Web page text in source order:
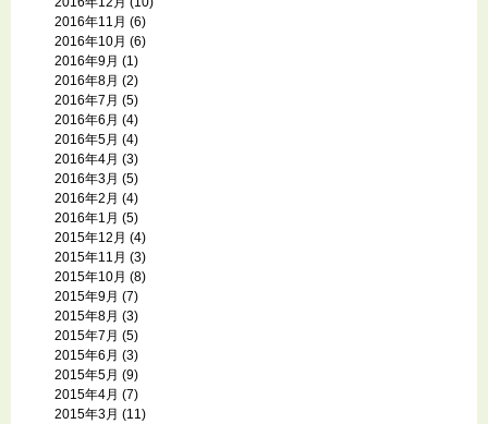
2016年11月 (6)
2016年10月 (6)
2016年9月 (1)
2016年8月 (2)
2016年7月 (5)
2016年6月 (4)
2016年5月 (4)
2016年4月 (3)
2016年3月 (5)
2016年2月 (4)
2016年1月 (5)
2015年12月 (4)
2015年11月 (3)
2015年10月 (8)
2015年9月 (7)
2015年8月 (3)
2015年7月 (5)
2015年6月 (3)
2015年5月 (9)
2015年4月 (7)
2015年3月 (11)